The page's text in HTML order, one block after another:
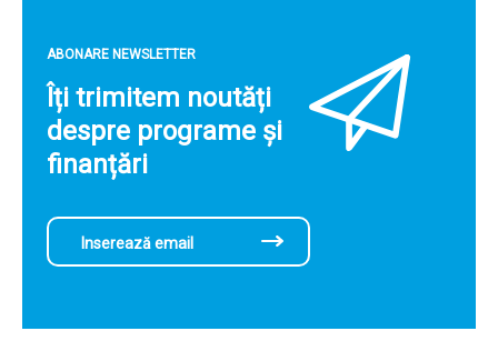
ABONARE NEWSLETTER
Îți trimitem noutăți
despre programe și
finanțări